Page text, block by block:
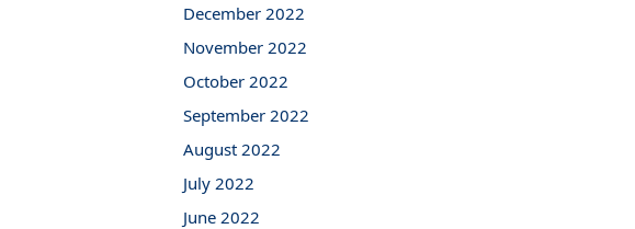
December 2022
November 2022
October 2022
September 2022
August 2022
July 2022
June 2022